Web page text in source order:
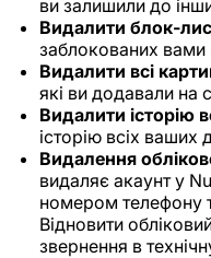
ви залишили до
Видалити блок-
заблокованих вами
Видалити всі
які ви додавали на
Видалити історію
історію всіх ваших
Видалення
видаляє акаунт у
номером телефону
Відновити
звернення в